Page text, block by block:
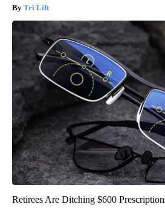
Tri Lift
Retirees Are Ditching $600